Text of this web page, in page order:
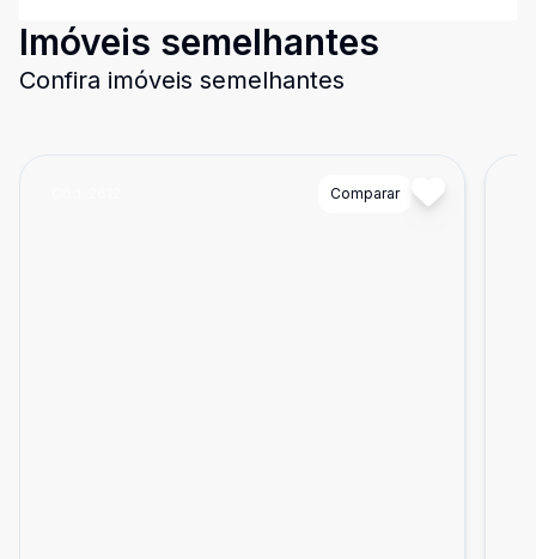
Imóveis semelhantes
Confira imóveis semelhantes
Comparar